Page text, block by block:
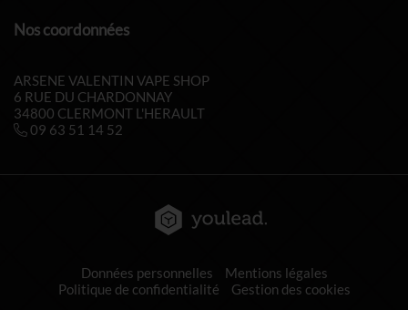
Nos coordonnées
ARSENE VALENTIN VAPE SHOP
6 RUE DU CHARDONNAY
34800 CLERMONT L'HERAULT
09 63 51 14 52
Données personnelles
Mentions légales
Politique de confidentialité
Gestion des cookies